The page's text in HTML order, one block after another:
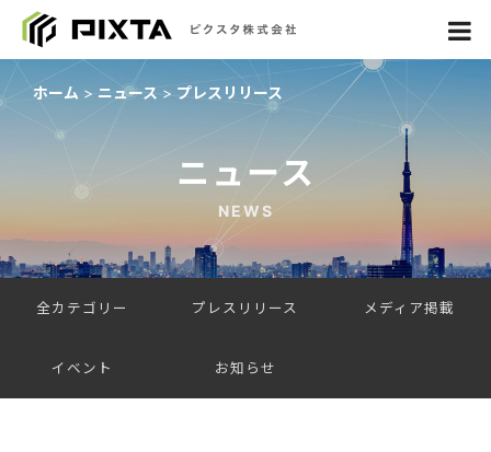
ホーム ニュース プレスリリース
ニュース
NEWS
全カテゴリー プレスリリース メディア掲載
イベント お知らせ